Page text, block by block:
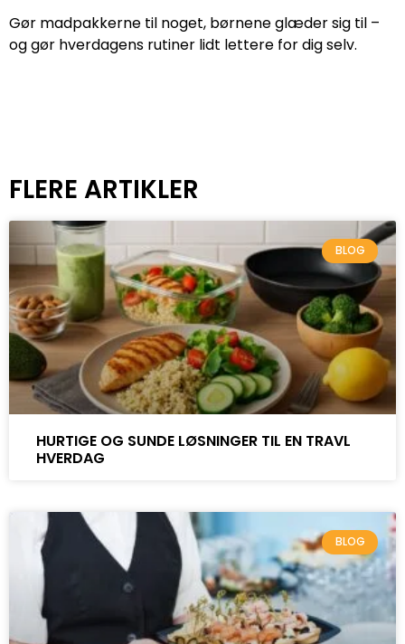
Gør madpakkerne til noget, børnene glæder sig til –
og gør hverdagens rutiner lidt lettere for dig selv.
FLERE ARTIKLER
BLOG
HURTIGE OG SUNDE LØSNINGER TIL EN TRAVL
HVERDAG
BLOG